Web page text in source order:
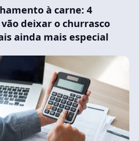
à carne: 4
deixar o churrasco
ainda mais especial